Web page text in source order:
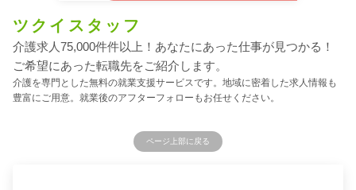
ツクイスタッフ
介護求人75,000件件以上！あなたにあった仕事が見つかる！
ご希望にあった転職先をご紹介します。
介護を専門とした無料の就業支援サービスです。地域に密着した求人情報も
豊富にご用意。就業後のアフターフォローもお任せください。
ページ上部に戻る